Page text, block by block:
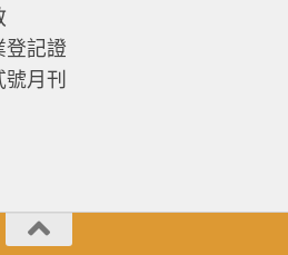
登記證
月刊